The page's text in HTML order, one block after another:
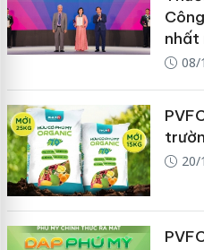
nhất
08/
20/